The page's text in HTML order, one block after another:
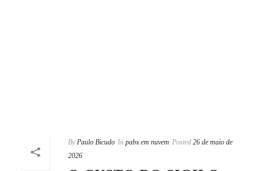
By Paulo Bicudo In pabx em nuvem Posted 26 de maio de
2026